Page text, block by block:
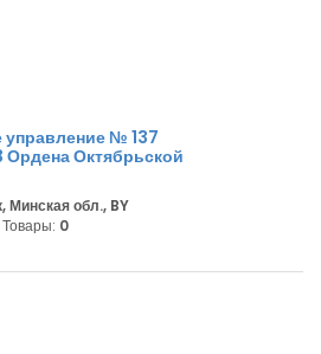
№ 137
Октябрьской
Минская обл., BY
Товары: 0